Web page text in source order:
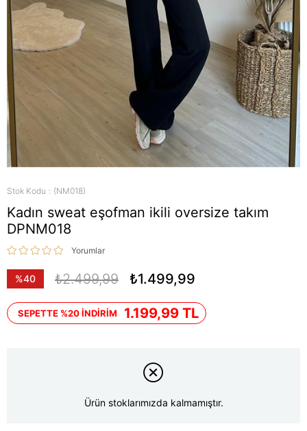
Stok Kodu (NM018)
Kadın sweat eşofman ikili oversize takım
DPNM018
Yorumlar
%40
₺2.499,99 ₺1.499,99
SEPETTE %20 İNDİRİM 1.199,99 TL
Ürün stoklarımızda kalmamıştır.